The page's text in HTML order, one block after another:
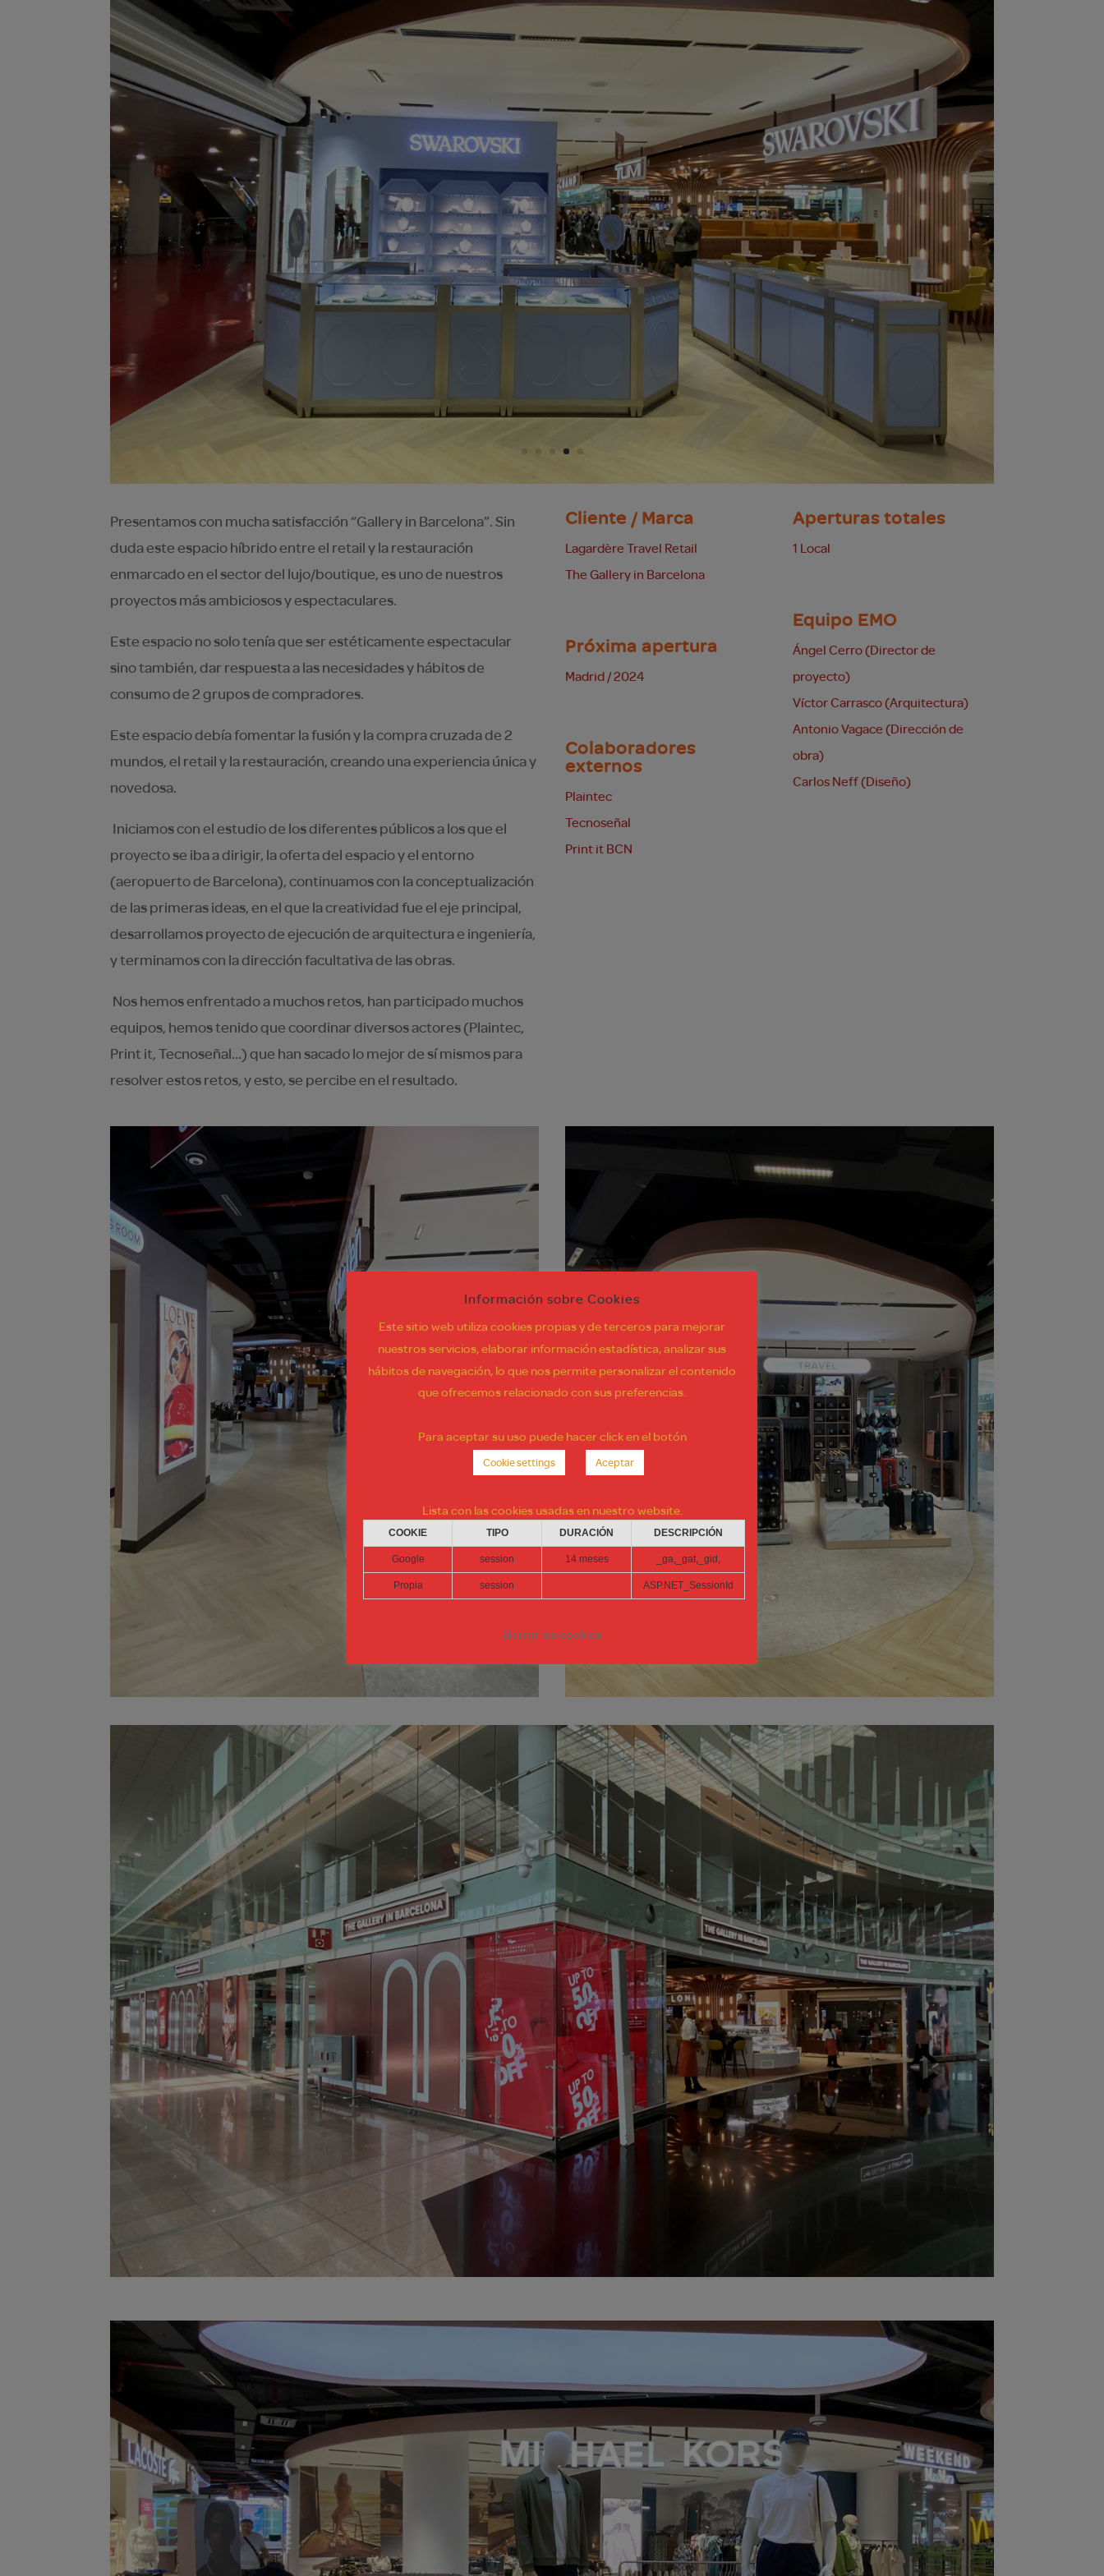
Presentamos con mucha satisfacción “Gallery in Barcelona”. Sin
duda este espacio híbrido entre el retail y la restauración
enmarcado en el sector del lujo/boutique, es uno de nuestros
proyectos más ambiciosos y espectaculares.
Este espacio no solo tenía que ser estéticamente espectacular
sino también, dar respuesta a las necesidades y hábitos de
consumo de 2 grupos de compradores.
Este espacio debía fomentar la fusión y la compra cruzada de 2
mundos, el retail y la restauración, creando una experiencia única y
novedosa.
Iniciamos con el estudio de los diferentes públicos a los que el
proyecto se iba a dirigir, la oferta del espacio y el entorno
(aeropuerto de Barcelona), continuamos con la conceptualización
de las primeras ideas, en el que la creatividad fue el eje principal,
desarrollamos proyecto de ejecución de arquitectura e ingeniería,
y terminamos con la dirección facultativa de las obras.
Nos hemos enfrentado a muchos retos, han participado muchos
equipos, hemos tenido que coordinar diversos actores (Plaintec,
Print it, Tecnoseñal…) que han sacado lo mejor de sí mismos para
resolver estos retos, y esto, se percibe en el resultado.
Cliente / Marca
Lagardère Travel Retail
The Gallery in Barcelona
Próxima apertura
Madrid / 2024
Colaboradores
externos
Plaintec
Tecnoseñal
Print it BCN
Aperturas totales
1 Local
Equipo EMO
Ángel Cerro (Director de
proyecto)
Víctor Carrasco (Arquitectura)
Antonio Vagace (Dirección de
obra)
Carlos Neff (Diseño)
Información sobre Cookies
Este sitio web utiliza cookies propias y de terceros para mejorar
nuestros servicios, elaborar información estadística, analizar sus
hábitos de navegación, lo que nos permite personalizar el contenido
que ofrecemos relacionado con sus preferencias.
Para aceptar su uso puede hacer click en el botón
Cookie settings Aceptar
Lista con las cookies usadas en nuestro website.
COOKIE TIPO DURACIÓN DESCRIPCIÓN
Google session 14 meses _ga,_gat,_gid,
Propia session ASP.NET_SessionId
Borrar las cookies